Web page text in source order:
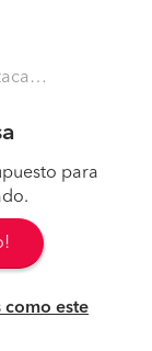
para
como este